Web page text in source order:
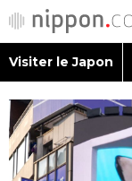
Visiter le Japon
Visiter le Japon